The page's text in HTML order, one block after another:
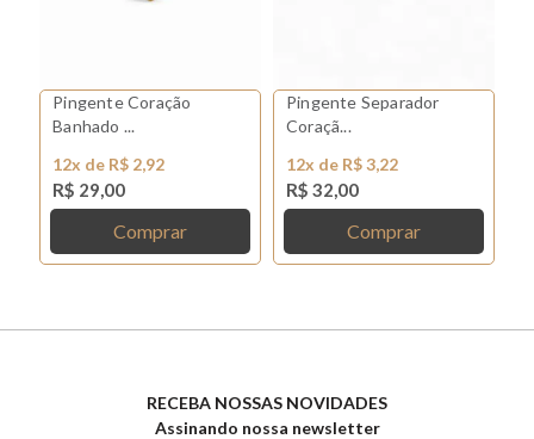
Pingente Coração
Banhado ...
12x de R$ 2,92
R$ 29,00
Comprar
Pingente Separador
Coraçã...
12x de R$ 3,22
R$ 32,00
Comprar
RECEBA NOSSAS NOVIDADES
Assinando nossa newsletter